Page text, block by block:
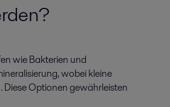
wie Bakterien und
wobei kleine
Diese Optionen gewährleisten